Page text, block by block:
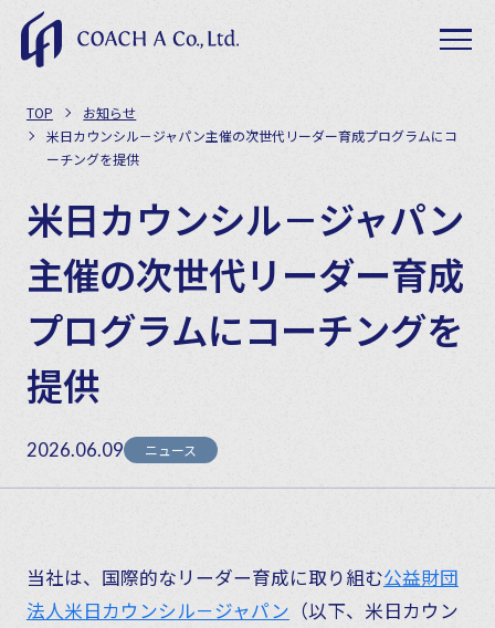
TOP
お知らせ
米日カウンシル－ジャパン主催の次世代リーダー育成プログラムにコ
ーチングを提供
米日カウンシル－ジャパン
主催の次世代リーダー育成
プログラムにコーチングを
提供
2026.06.09 ニュース
当社は、国際的なリーダー育成に取り組む公益財団
法人米日カウンシル－ジャパン （以下、米日カウン